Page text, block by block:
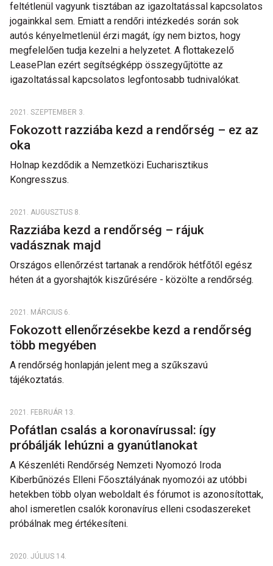
feltétlenül vagyunk tisztában az igazoltatással kapcsolatos
jogainkkal sem. Emiatt a rendőri intézkedés során sok
autós kényelmetlenül érzi magát, így nem biztos, hogy
megfelelően tudja kezelni a helyzetet. A flottakezelő
LeasePlan ezért segítségképp összegyűjtötte az
igazoltatással kapcsolatos legfontosabb tudnivalókat.
2021. SZEPTEMBER 3.
Fokozott razziába kezd a rendőrség – ez az
oka
Holnap kezdődik a Nemzetközi Eucharisztikus
Kongresszus.
2021. AUGUSZTUS 8.
Razziába kezd a rendőrség – rájuk
vadásznak majd
Országos ellenőrzést tartanak a rendőrök hétfőtől egész
héten át a gyorshajtók kiszűrésére - közölte a rendőrség.
2021. MÁRCIUS 6.
Fokozott ellenőrzésekbe kezd a rendőrség
több megyében
A rendőrség honlapján jelent meg a szűkszavú
tájékoztatás.
2021. FEBRUÁR 13.
Pofátlan csalás a koronavírussal: így
próbálják lehúzni a gyanútlanokat
A Készenléti Rendőrség Nemzeti Nyomozó Iroda
Kiberbűnözés Elleni Főosztályának nyomozói az utóbbi
hetekben több olyan weboldalt és fórumot is azonosítottak,
ahol ismeretlen csalók koronavírus elleni csodaszereket
próbálnak meg értékesíteni.
2020. JÚLIUS 14.